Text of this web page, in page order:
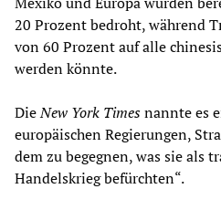
20 Prozent bedroht, während
von 60 Prozent auf alle
werden könnte.
DieNew York Timesnannte es
europäischen Regierungen,
dem zu begegnen, was sie als
Handelskrieg befürchten“.